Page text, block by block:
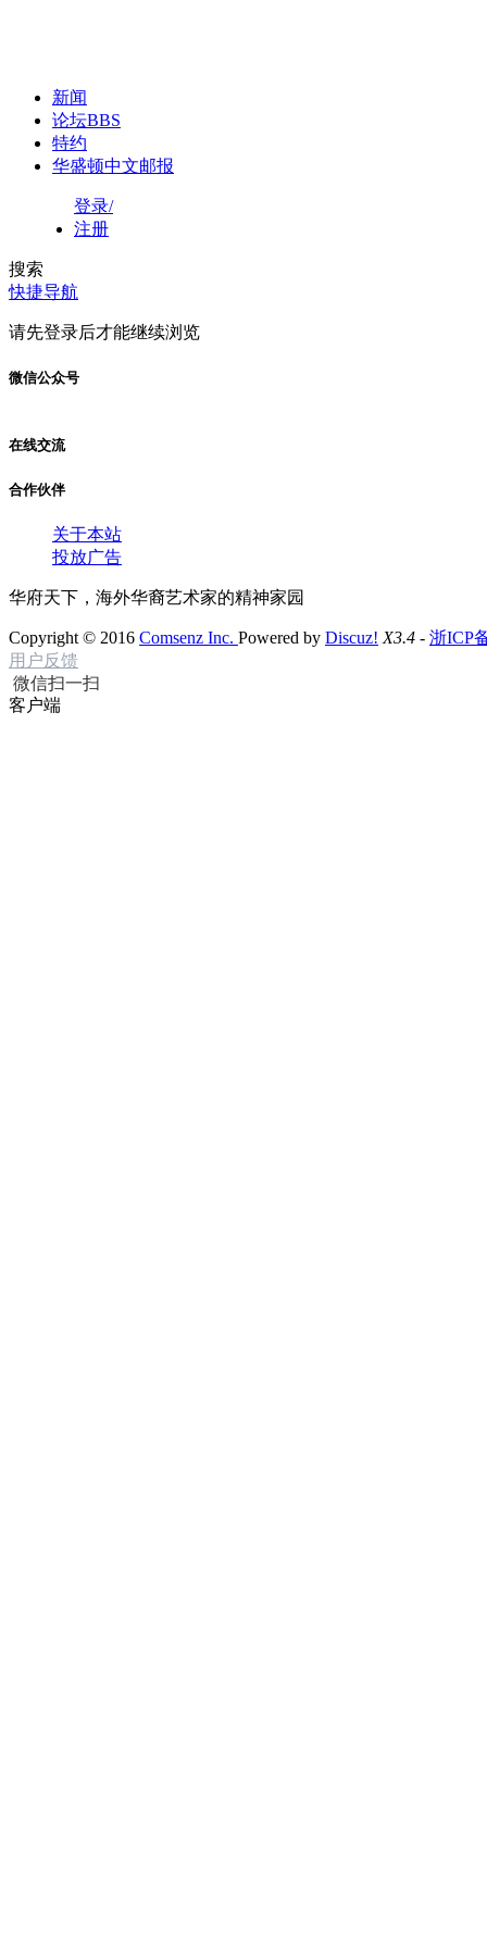
新闻
论坛BBS
特约
华盛顿中文邮报
登录/
注册
搜索
快捷导航
请先登录后才能继续浏览
微信公众号
在线交流
合作伙伴
关于本站
投放广告
华府天下，海外华裔艺术家的精神家园
Copyright © 2016 Comsenz Inc. Powered by Discuz! X3.4 - 浙ICP
用户反馈
微信扫一扫
客户端